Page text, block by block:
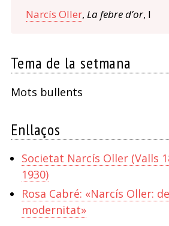
Narcís Oller, La febre d’or, I
Tema de la setmana
Mots bullents
Enllaços
Societat Narcís Oller (Valls
1930)
Rosa Cabré: «Narcís Oller:
modernitat»